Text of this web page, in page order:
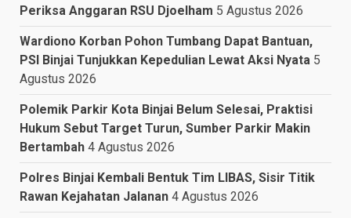
Periksa Anggaran RSU Djoelham 5 Agustus 2026
Wardiono Korban Pohon Tumbang Dapat Bantuan,
PSI Binjai Tunjukkan Kepedulian Lewat Aksi Nyata 5
Agustus 2026
Polemik Parkir Kota Binjai Belum Selesai, Praktisi
Hukum Sebut Target Turun, Sumber Parkir Makin
Bertambah 4 Agustus 2026
Polres Binjai Kembali Bentuk Tim LIBAS, Sisir Titik
Rawan Kejahatan Jalanan 4 Agustus 2026